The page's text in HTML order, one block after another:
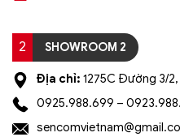
2 SHOWROOM 2
Địa chỉ: 1275C Đường 3/2,
0925.988.699 –